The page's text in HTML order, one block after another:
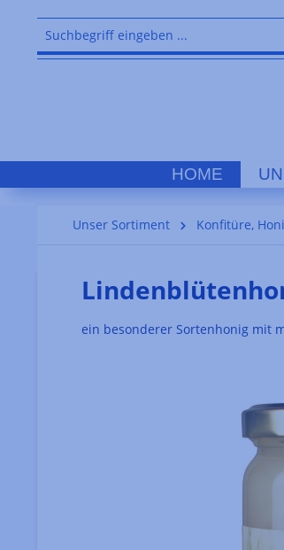
Zur Hauptnavigation springen
HOME
Unser Sortiment Konfitüre,
ein besonderer Sortenhonig mit